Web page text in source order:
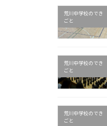
荒川中学校のでき
ごと
荒川中学校のでき
ごと
荒川中学校のでき
ごと